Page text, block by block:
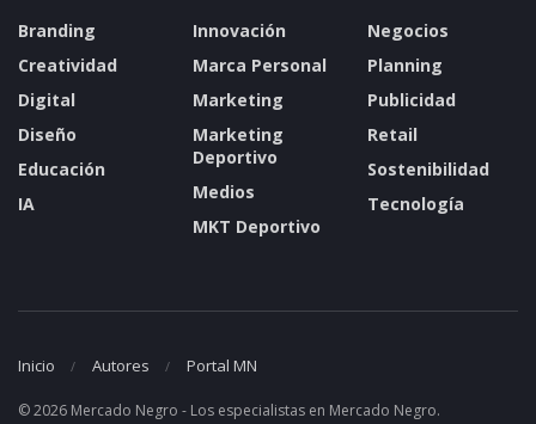
Branding
Creatividad
Digital
Diseño
Educación
IA
Innovación
Marca Personal
Marketing
Marketing
Deportivo
Medios
MKT Deportivo
Negocios
Planning
Publicidad
Retail
Sostenibilidad
Tecnología
Inicio Autores Portal MN
© 2026 Mercado Negro - Los especialistas en Mercado Negro.